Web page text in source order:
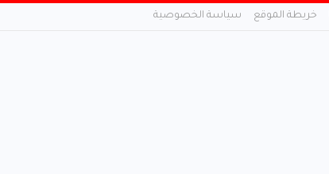
خريطة الموقع سياسة الخصوصية